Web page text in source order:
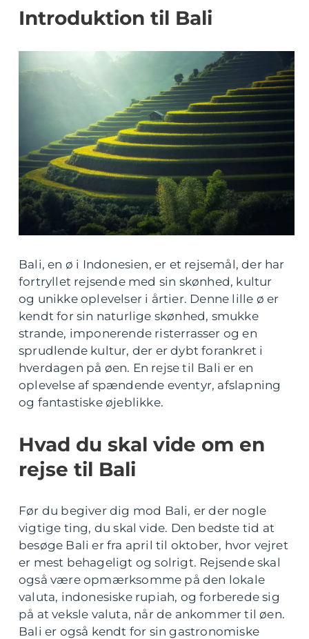
Introduktion til Bali
Bali, en ø i Indonesien, er et rejsemål, der har
fortryllet rejsende med sin skønhed, kultur
og unikke oplevelser i årtier. Denne lille ø er
kendt for sin naturlige skønhed, smukke
strande, imponerende risterrasser og en
sprudlende kultur, der er dybt forankret i
hverdagen på øen. En rejse til Bali er en
oplevelse af spændende eventyr, afslapning
og fantastiske øjeblikke.
Hvad du skal vide om en
rejse til Bali
Før du begiver dig mod Bali, er der nogle
vigtige ting, du skal vide. Den bedste tid at
besøge Bali er fra april til oktober, hvor vejret
er mest behageligt og solrigt. Rejsende skal
også være opmærksomme på den lokale
valuta, indonesiske rupiah, og forberede sig
på at veksle valuta, når de ankommer til øen.
Bali er også kendt for sin gastronomiske